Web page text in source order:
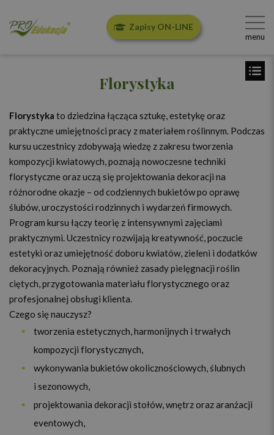
Zapisy ON-LINE
menu
Florystyka
Florystyka to dziedzina łącząca sztukę, estetykę oraz
praktyczne umiejętności pracy z materiałem roślinnym. Podczas
kursu uczestnicy zdobywają wiedzę z zakresu tworzenia
kompozycji kwiatowych, poznają nowoczesne techniki
florystyczne oraz uczą się projektowania dekoracji na
różnorodne okazje – od codziennych bukietów po oprawę
ślubów, uroczystości rodzinnych i wydarzeń firmowych.
Program kursu łączy teorię z intensywnymi zajęciami
praktycznymi. Uczestnicy rozwijają kreatywność, poczucie
estetyki oraz umiejętność doboru kwiatów, zieleni i dodatków
dekoracyjnych. Poznają również zasady pielęgnacji roślin
ciętych, przygotowania materiału florystycznego oraz
profesjonalnej obsługi klienta.
Czego się nauczysz?
tworzenia estetycznych, harmonijnych i trwałych
kompozycji florystycznych,
wykonywania bukietów okolicznościowych, ślubnych
i sezonowych,
projektowania dekoracji stołów, wnętrz oraz aranżacji
eventowych,